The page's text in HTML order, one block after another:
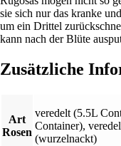
sie sich nur das kranke
um ein Drittel
kann nach der Blüte
Zusätzliche
Art
Rosen
veredelt (5.5L
Container),
(wurzelnackt)